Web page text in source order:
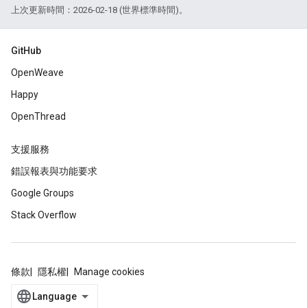
上次更新時間：2026-02-18 (世界標準時間)。
GitHub
OpenWeave
Happy
OpenThread
支援服務
錯誤報表與功能要求
Google Groups
Stack Overflow
條款 隱私權 Manage cookies